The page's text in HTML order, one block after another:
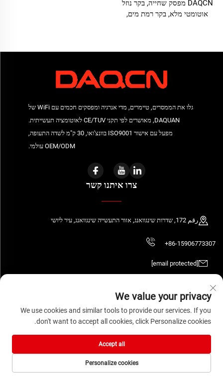
DAQCN מפסק שחייה, בקר נוזל
אוטומטי מלא, בקר רמת מים,
גלו את הממסרים, טיימרים, מדי אנרגיה ומפסקים חכמים עם WiFi של
DAQUAN, מאושרים לפי תקני CE/TUV לאוטומציה תעשייתית.
מפעל עם אישור ISO9001 בוונצ'ואו, 30 ק"מ לשדה התעופה,
OEM/ODM עולמי.
צרו איתנו קשר
رقم 172, שדרות שינגוואנג, אזור התעשייה שינגוואנג, עיר ליושי
+86-15906773307
כל הזכויות שמורות © 2026 WENZHOU DAQUAN ELECTRIC CO.,LTD מדיניות הפרטיות
We value your privacy
We use cookies and similar tools to provide our services. If you
don't want to accept all cookies, click Personalize cookies.
Personalize cookies
Accept all